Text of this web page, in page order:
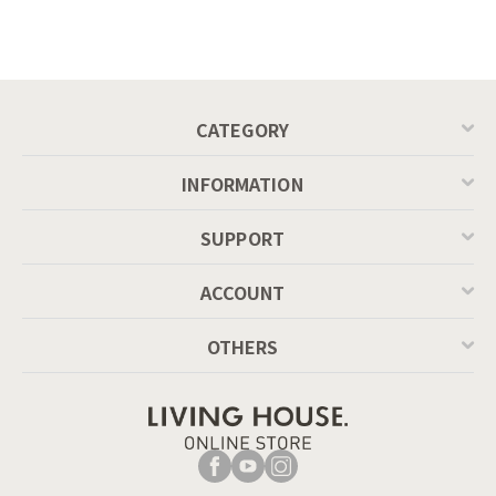
CATEGORY
INFORMATION
SUPPORT
ACCOUNT
OTHERS